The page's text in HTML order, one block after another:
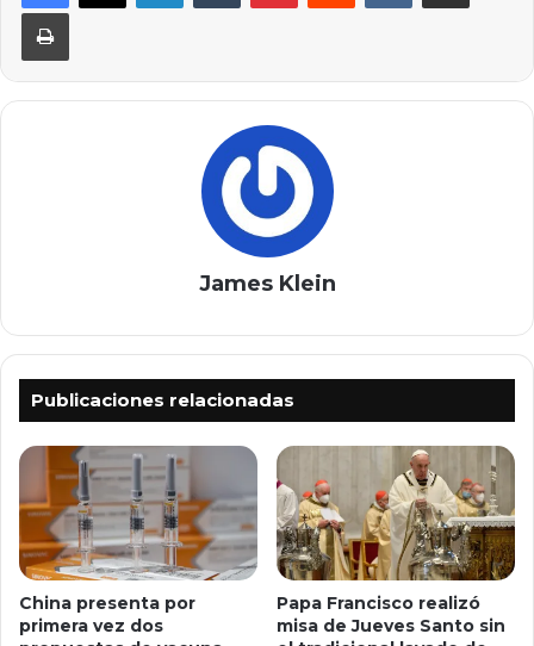
Imprimir
James Klein
Publicaciones relacionadas
China presenta por
primera vez dos
Papa Francisco realizó
misa de Jueves Santo sin